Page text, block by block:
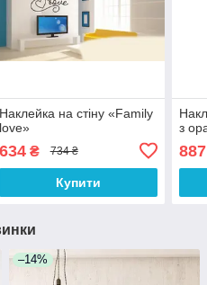
Наклейка на стіну «Family
love»
634₴ 734 ₴
Купити
з
887
–14%